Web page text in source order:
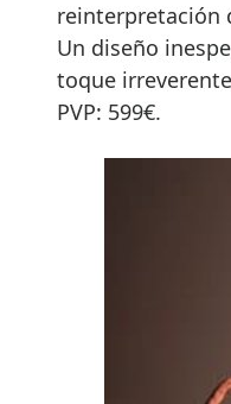
reinterpretación
Un diseño
toque
PVP: 599€.